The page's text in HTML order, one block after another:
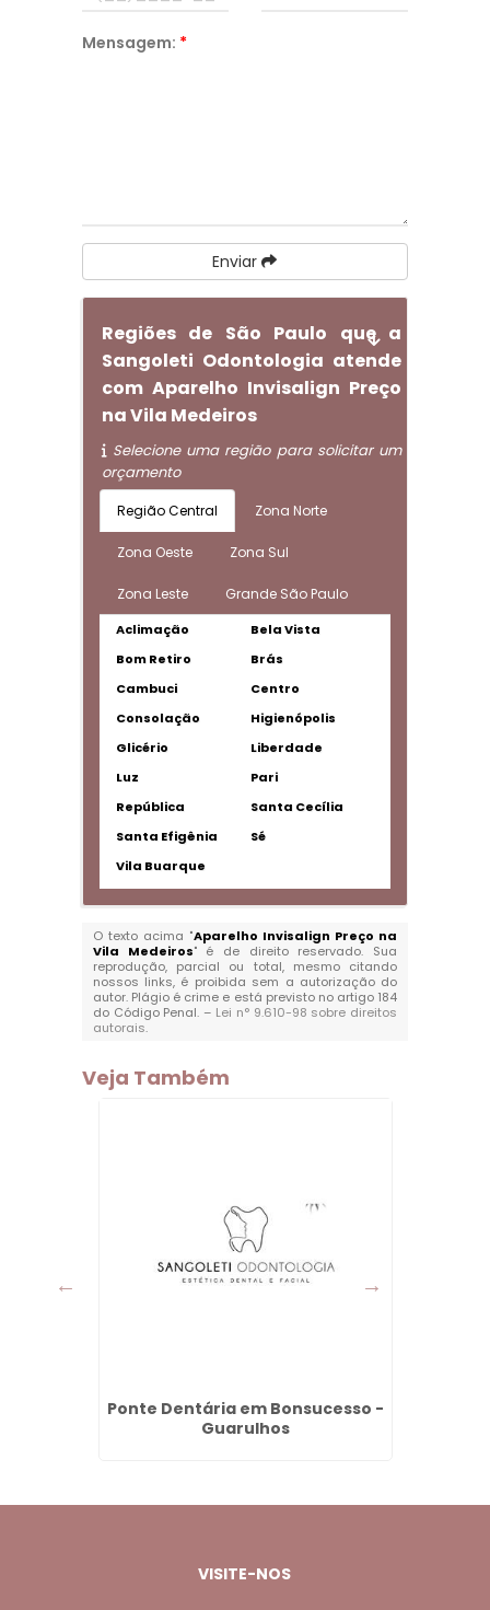
Mensagem: *
Enviar
Regiões de São Paulo que a
Sangoleti Odontologia atende
com Aparelho Invisalign Preço
na Vila Medeiros
Selecione uma região para solicitar um
orçamento
Região Central Zona Norte
Zona Oeste Zona Sul
Zona Leste Grande São Paulo
Aclimação
Bela Vista
Bom Retiro
Brás
Cambuci
Centro
Consolação
Higienópolis
Glicério
Liberdade
Luz
Pari
República
Santa Cecília
Santa Efigênia
Sé
Vila Buarque
O texto acima "Aparelho Invisalign Preço na
Vila Medeiros" é de direito reservado. Sua
reprodução, parcial ou total, mesmo citando
nossos links, é proibida sem a autorização do
autor. Plágio é crime e está previsto no artigo 184
do Código Penal. – Lei n° 9.610-98 sobre direitos
autorais.
Veja Também
Ponte Dentária em Bonsucesso -
Guarulhos
VISITE-NOS